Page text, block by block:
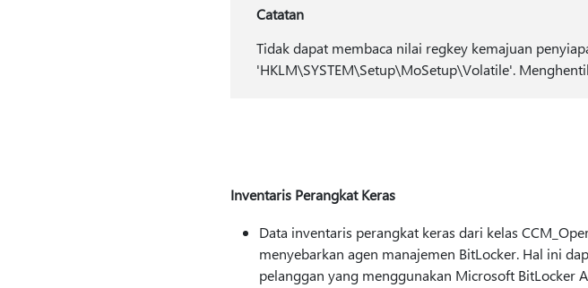
Catatan
Tidak dapat membaca nilai regkey kemajuan
'HKLM\SYSTEM\Setup\MoSetup\Volatile'.
Inventaris Perangkat Keras
Data inventaris perangkat keras dari kelas
menyebarkan agen manajemen BitLocker. Hal ini
pelanggan yang menggunakan Microsoft BitLocker